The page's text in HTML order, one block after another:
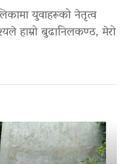
युवाहरूको नेतृत्व
हाम्रो बुढानिलकण्ठ, मेरो